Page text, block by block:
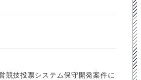
競技投票システム保守開発案件に